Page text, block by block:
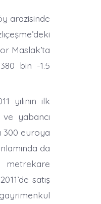
arazisinde
Maslak’ta
bin -1.5
yılının ilk
yabancı
300 euroya
da
metrekare
satış